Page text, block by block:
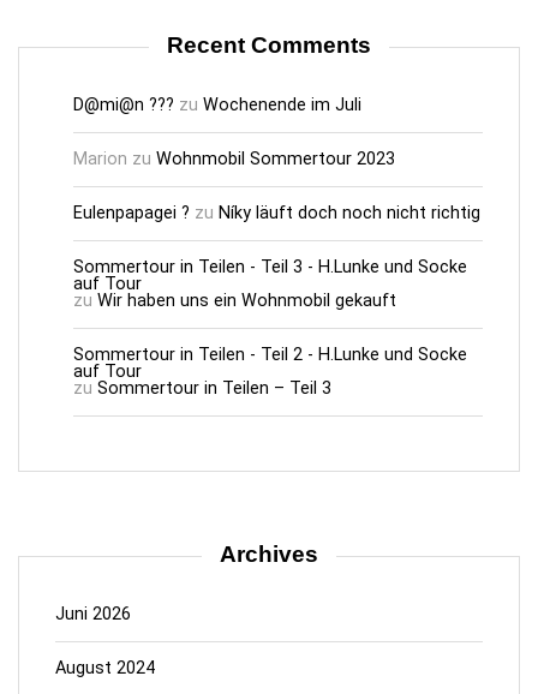
Recent Comments
D@mi@n ??? zu Wochenende im Juli
Marion zu Wohnmobil Sommertour 2023
Eulenpapagei ? zu Níky läuft doch noch nicht richtig
Sommertour in Teilen - Teil 3 - H.Lunke und Socke
auf Tour
zu Wir haben uns ein Wohnmobil gekauft
Sommertour in Teilen - Teil 2 - H.Lunke und Socke
auf Tour
zu Sommertour in Teilen – Teil 3
Archives
Juni 2026
August 2024